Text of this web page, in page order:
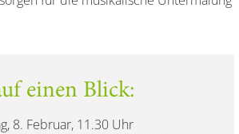
einen Blick:
8. Februar, 11.30 Uhr